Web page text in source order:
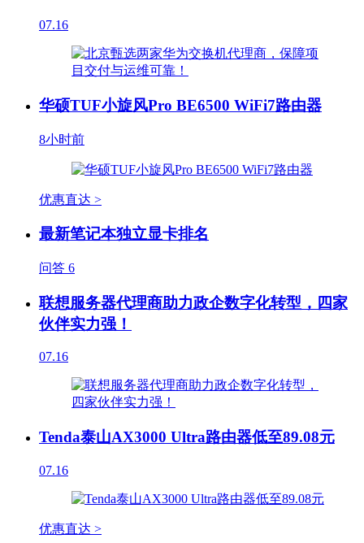
07.16
华硕TUF小旋风Pro BE6500 WiFi7路由器
8小时前
优惠直达 >
最新笔记本独立显卡排名
问答 6
联想服务器代理商助力政企数字化转型，四家
伙伴实力强！
07.16
Tenda泰山AX3000 Ultra路由器低至89.08元
07.16
优惠直达 >